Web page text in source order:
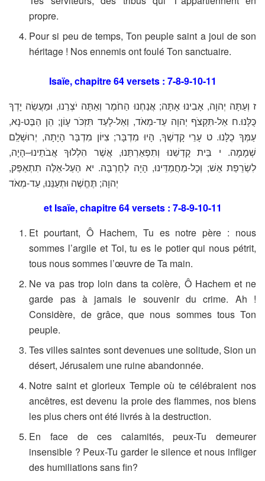
propre.
Pour si peu de temps, Ton peuple saint a joui de son
héritage ! Nos ennemis ont foulé Ton sanctuaire.
Isaïe, chapitre 64 versets : 7-8-9-10-11
ז וְעַתָּה יְהוָה, אָבִינוּ אָתָּה; אֲנַחְנוּ הַחֹמֶר וְאַתָּה יֹצְרֵנוּ, וּמַעֲשֵׂה יָדְךָ
כֻּלָּנוּ.ח אַל-תִּקְצֹף יְהוָה עַד-מְאֹד, וְאַל-לָעַד תִּזְכֹּר עָו‍ֹן; הֵן הַבֶּט-נָא,
עַמְּךָ כֻלָּנוּ. ט עָרֵי קָדְשְׁךָ, הָיוּ מִדְבָּר; צִיּוֹן מִדְבָּר הָיָתָה, יְרוּשָׁלִַם
שְׁמָמָה. י בֵּית קָדְשֵׁנוּ וְתִפְאַרְתֵּנוּ, אֲשֶׁר הִלְלוּךָ אֲבֹתֵינוּ–הָיָה,
לִשְׂרֵפַת אֵשׁ; וְכָל-מַחֲמַדֵּינוּ, הָיָה לְחָרְבָּה. יא הַעַל-אֵלֶּה תִתְאַפַּק,
יְהוָה; תֶּחֱשֶׁה וּתְעַנֵּנוּ, עַד-מְאֹד
et Isaïe, chapitre 64 versets : 7-8-9-10-11
Et pourtant, Ô Hachem, Tu es notre père : nous
sommes l’argile et Toi, tu es le potier qui nous pétrit,
tous nous sommes l’œuvre de Ta main.
Ne va pas trop loin dans ta colère, Ô Hachem et ne
garde pas à jamais le souvenir du crime. Ah !
Considère, de grâce, que nous sommes tous Ton
peuple.
Tes villes saintes sont devenues une solitude, Sion un
désert, Jérusalem une ruine abandonnée.
Notre saint et glorieux Temple où te célébraient nos
ancêtres, est devenu la proie des flammes, nos biens
les plus chers ont été livrés à la destruction.
En face de ces calamités, peux-Tu demeurer
insensible ? Peux-Tu garder le silence et nous infliger
des humiliations sans fin?